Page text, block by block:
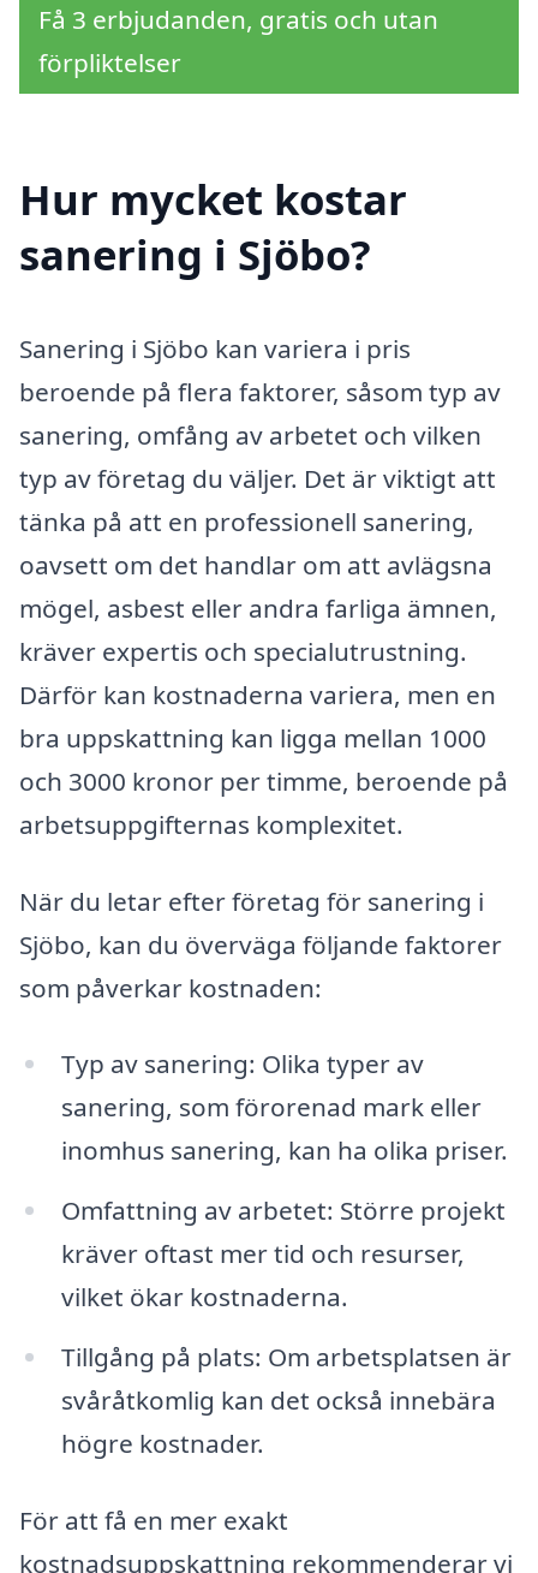
Få 3 erbjudanden, gratis och utan
förpliktelser
Hur mycket kostar
sanering i Sjöbo?
Sanering i Sjöbo kan variera i pris
beroende på flera faktorer, såsom typ av
sanering, omfång av arbetet och vilken
typ av företag du väljer. Det är viktigt att
tänka på att en professionell sanering,
oavsett om det handlar om att avlägsna
mögel, asbest eller andra farliga ämnen,
kräver expertis och specialutrustning.
Därför kan kostnaderna variera, men en
bra uppskattning kan ligga mellan 1000
och 3000 kronor per timme, beroende på
arbetsuppgifternas komplexitet.
När du letar efter företag för sanering i
Sjöbo, kan du överväga följande faktorer
som påverkar kostnaden:
Typ av sanering: Olika typer av
sanering, som förorenad mark eller
inomhus sanering, kan ha olika priser.
Omfattning av arbetet: Större projekt
kräver oftast mer tid och resurser,
vilket ökar kostnaderna.
Tillgång på plats: Om arbetsplatsen är
svåråtkomlig kan det också innebära
högre kostnader.
För att få en mer exakt
kostnadsuppskattning rekommenderar vi